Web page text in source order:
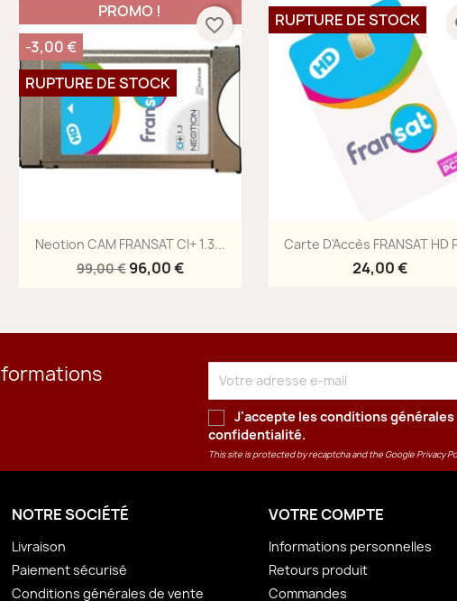
Aperçu rapide
Neotion CAM FRANSAT CI+ 1.3...
99,00 € 96,00 €
PROMO !
-3,00 €
RUPTURE DE STOCK
favorite_border
Aperçu rapide
Carte D'Accès FRANSAT HD
24,00 €
RUPTURE DE STOCK
J'accepte les conditions générales
confidentialité.
This site is protected by recaptcha and the GooglePrivacy
NOTRE SOCIÉTÉ
Livraison
Paiement sécurisé
Conditions générales de vente
VOTRE COMPTE
Informations personnelles
Retours produit
Commandes